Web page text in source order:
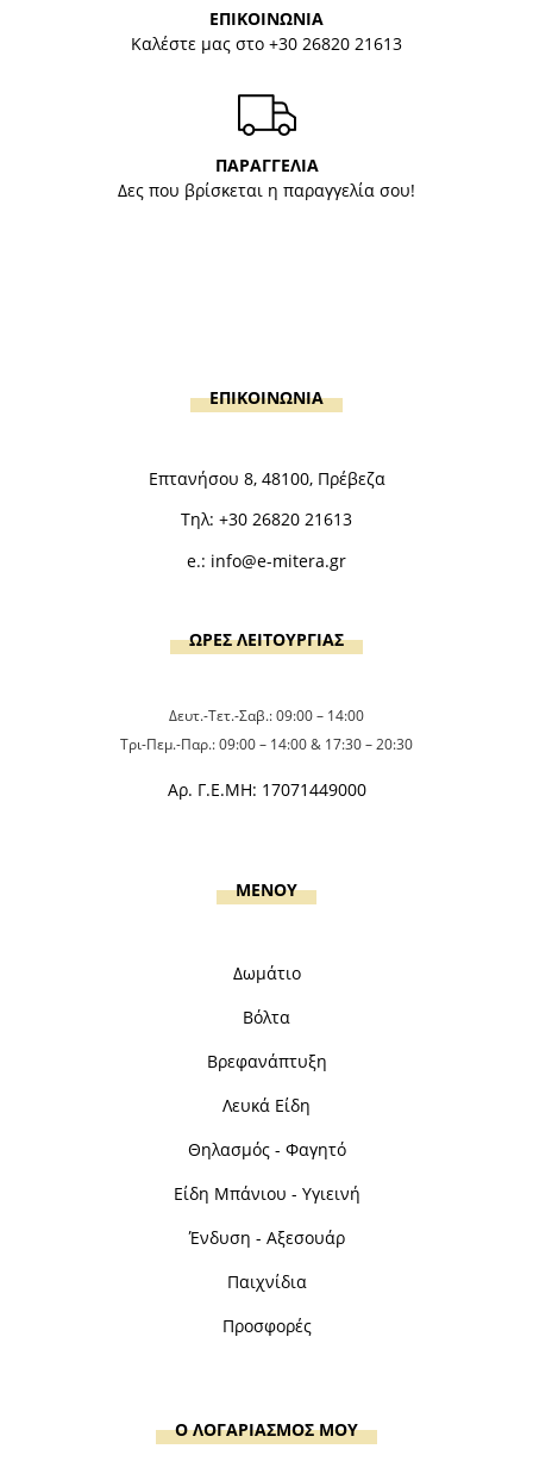
ΕΠΙΚΟΙΝΩΝΙΑ
Καλέστε μας στο +30 26820 21613
ΠΑΡΑΓΓΕΛΙΑ
Δες που βρίσκεται η παραγγελία σου!
ΕΠΙΚΟΙΝΩΝΙΑ
Επτανήσου 8, 48100, Πρέβεζα
Τηλ: +30 26820 21613
e.: info@e-mitera.gr
ΩΡΕΣ ΛΕΙΤΟΥΡΓΙΑΣ
Δευτ.-Τετ.-Σαβ.: 09:00 – 14:00
Τρι-Πεμ.-Παρ.: 09:00 – 14:00 & 17:30 – 20:30
Αρ. Γ.Ε.ΜΗ: 17071449000
MENOY
Δωμάτιο
Βόλτα
Βρεφανάπτυξη
Λευκά Είδη
Θηλασμός - Φαγητό
Είδη Μπάνιου - Υγιεινή
Ένδυση - Αξεσουάρ
Παιχνίδια
Προσφορές
Ο ΛΟΓΑΡΙΑΣΜΟΣ ΜΟΥ